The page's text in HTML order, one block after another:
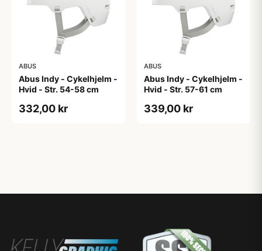
ABUS
Abus Indy - Cykelhjelm -
Hvid - Str. 54-58 cm
332,00 kr
ABUS
Abus Indy - Cykelhjelm -
Hvid - Str. 57-61 cm
339,00 kr